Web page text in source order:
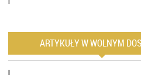
ARTYKUŁY W WOLNYM